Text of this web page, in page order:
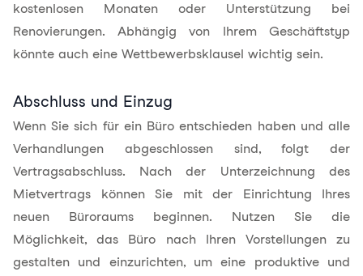
kostenlosen Monaten oder Unterstützung bei
Renovierungen. Abhängig von Ihrem Geschäftstyp
könnte auch eine Wettbewerbsklausel wichtig sein.
Abschluss und Einzug
Wenn Sie sich für ein Büro entschieden haben und alle
Verhandlungen abgeschlossen sind, folgt der
Vertragsabschluss. Nach der Unterzeichnung des
Mietvertrags können Sie mit der Einrichtung Ihres
neuen Büroraums beginnen. Nutzen Sie die
Möglichkeit, das Büro nach Ihren Vorstellungen zu
gestalten und einzurichten, um eine produktive und